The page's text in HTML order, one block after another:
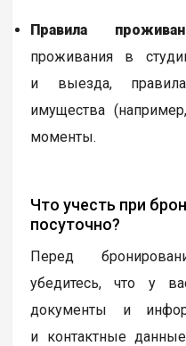
Правила
проживания в
и выезда,
имущества
моменты.
Что учесть при
посуточно?
Перед
убедитесь, что у
документы и
и контактные